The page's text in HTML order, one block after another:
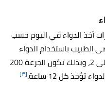
أخذ الدواء في اليوم حسب
الطبيب باستخدام الدواء
مرتين يوميًا فعليك قسمة 400 على 2، وبذلك تكون الجرعة 200
كل 12 ساعة.
[٣]